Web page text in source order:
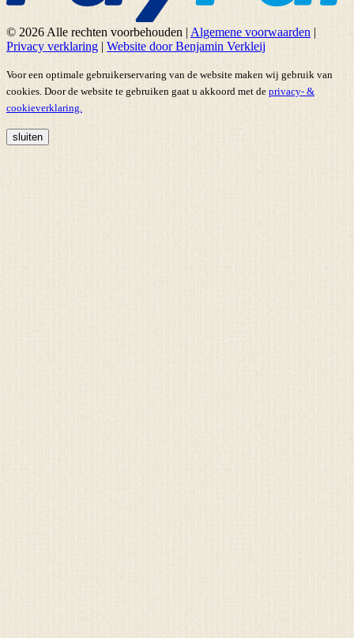
© 2026 Alle rechten voorbehouden | Algemene voorwaarden |
Privacy verklaring | Website door Benjamin Verkleij
Voor een optimale gebruikerservaring van de website maken wij gebruik van
cookies. Door de website te gebruiken gaat u akkoord met de privacy- &
cookieverklaring.
sluiten